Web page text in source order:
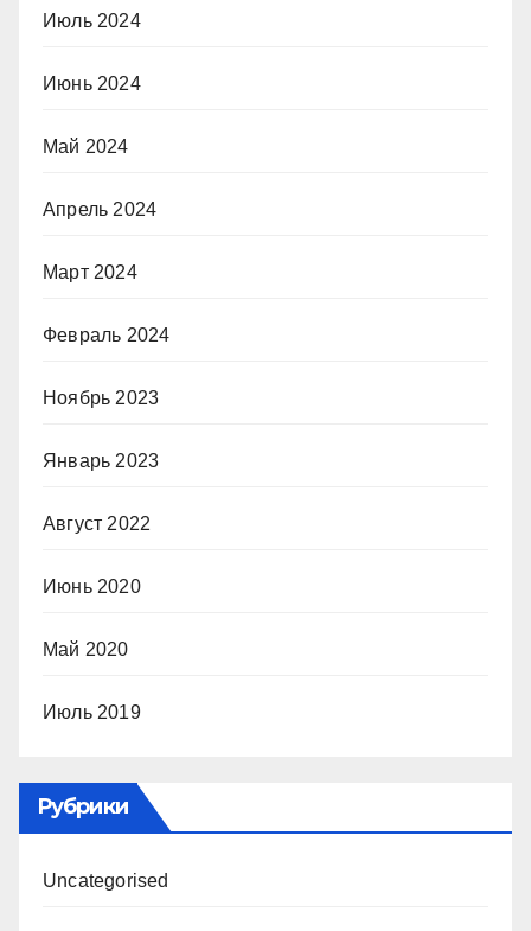
Июль 2024
Июнь 2024
Май 2024
Апрель 2024
Март 2024
Февраль 2024
Ноябрь 2023
Январь 2023
Август 2022
Июнь 2020
Май 2020
Июль 2019
Рубрики
Uncategorised